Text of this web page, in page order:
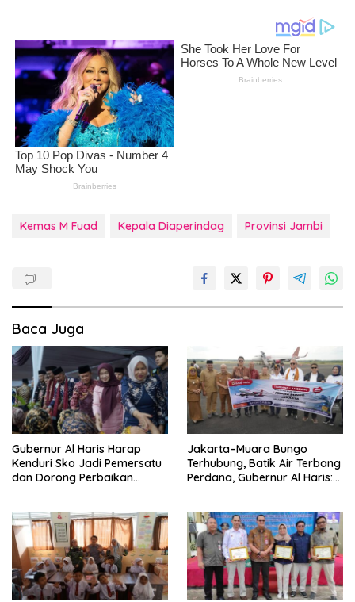
Kemas M Fuad Kepala Diaperindag Provinsi Jambi
Baca Juga
Gubernur Al Haris Harap
Kenduri Sko Jadi Pemersatu
dan Dorong Perbaikan
Jakarta–Muara Bungo
Terhubung, Batik Air Terbang
Perdana, Gubernur Al Haris: